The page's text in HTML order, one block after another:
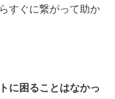
すぐに繋がって助か
に困ることはなかっ